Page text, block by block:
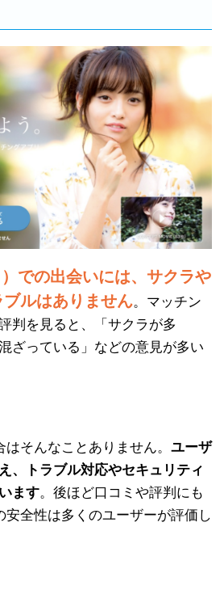
での出会いには、サクラや
ルはありません。マッチン
判を見ると、「サクラが多
ざっている」などの意見が多い
そんなことありません。 ユーザ
、トラブル対応やセキュリティ
ます。後ほど口コミや評判にも
安全性は多くのユーザーが評価し